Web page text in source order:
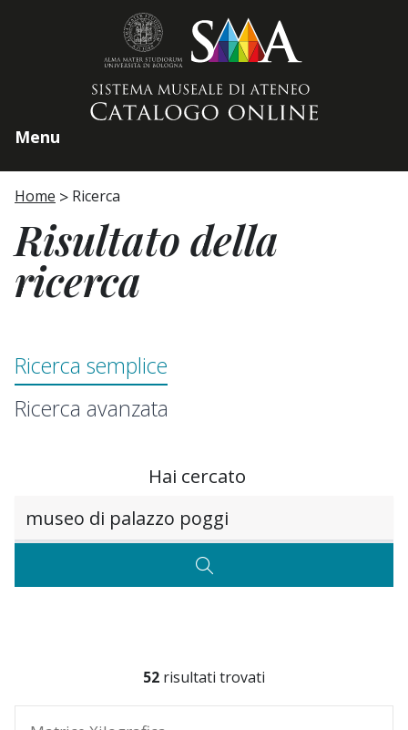
Menu
Home Ricerca
Risultato della
ricerca
Ricerca semplice
Ricerca avanzata
Hai cercato
CERCA
52 risultati trovati